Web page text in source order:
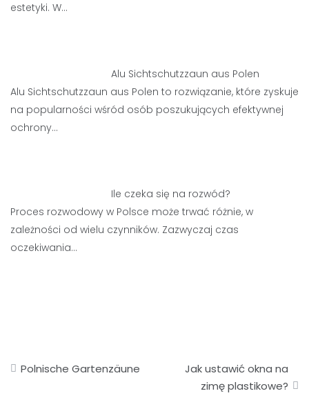
estetyki. W…
Alu Sichtschutzzaun aus Polen
Alu Sichtschutzzaun aus Polen to rozwiązanie, które zyskuje
na popularności wśród osób poszukujących efektywnej
ochrony…
Ile czeka się na rozwód?
Proces rozwodowy w Polsce może trwać różnie, w
zależności od wielu czynników. Zazwyczaj czas
oczekiwania…
Nawigacja
Polnische Gartenzäune
Jak ustawić okna na
zimę plastikowe?